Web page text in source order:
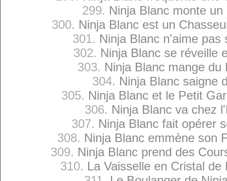
299. Ninja Blanc monte un
300. Ninja Blanc est un
301. Ninja Blanc n'aime pas
302. Ninja Blanc se réveille
303. Ninja Blanc mange du
304. Ninja Blanc saigne
305. Ninja Blanc et le Petit
306. Ninja Blanc va chez
307. Ninja Blanc fait opérer
308. Ninja Blanc emmène son
309. Ninja Blanc prend des
310. La Vaisselle en Cristal de